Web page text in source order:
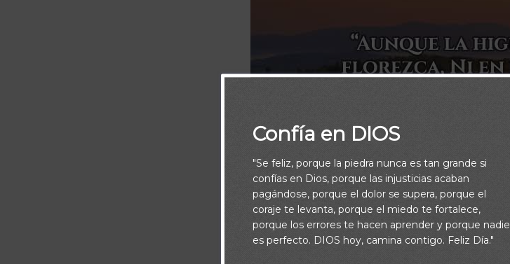
Confía en DIOS
"Se feliz, porque la piedra nunca es tan grande si
confías en Dios, porque las injusticias acaban
pagándose, porque el dolor se supera, porque el
coraje te levanta, porque el miedo te fortalece,
porque los errores te hacen aprender y porque nadie
es perfecto. DIOS hoy, camina contigo. Feliz Día."